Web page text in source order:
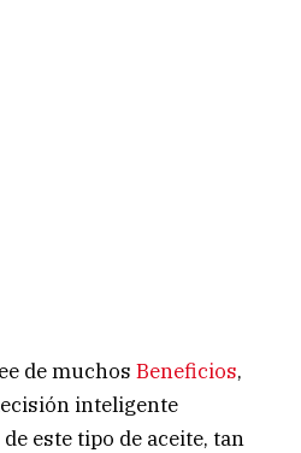
de muchos Beneficios,
inteligente
este tipo de aceite, tan